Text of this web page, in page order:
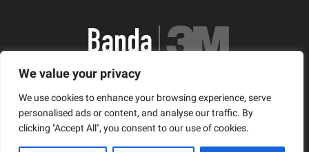
We value your privacy
We use cookies to enhance your browsing experience, serve
personalised ads or content, and analyse our traffic. By
clicking "Accept All", you consent to our use of cookies.
România, Arad, Calea Timisorii, Nr. 11
© Copyright 2021 | Banda3M.ro